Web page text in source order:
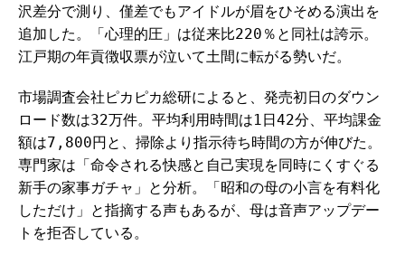
沢差分で測り、僅差でもアイドルが眉をひそめる演出を
追加した。「心理的圧」は従来比220％と同社は誇示。
江戸期の年貢徴収票が泣いて土間に転がる勢いだ。
市場調査会社ピカピカ総研によると、発売初日のダウン
ロード数は32万件。平均利用時間は1日42分、平均課金
額は7,800円と、掃除より指示待ち時間の方が伸びた。
専門家は「命令される快感と自己実現を同時にくすぐる
新手の家事ガチャ」と分析。「昭和の母の小言を有料化
しただけ」と指摘する声もあるが、母は音声アップデー
トを拒否している。